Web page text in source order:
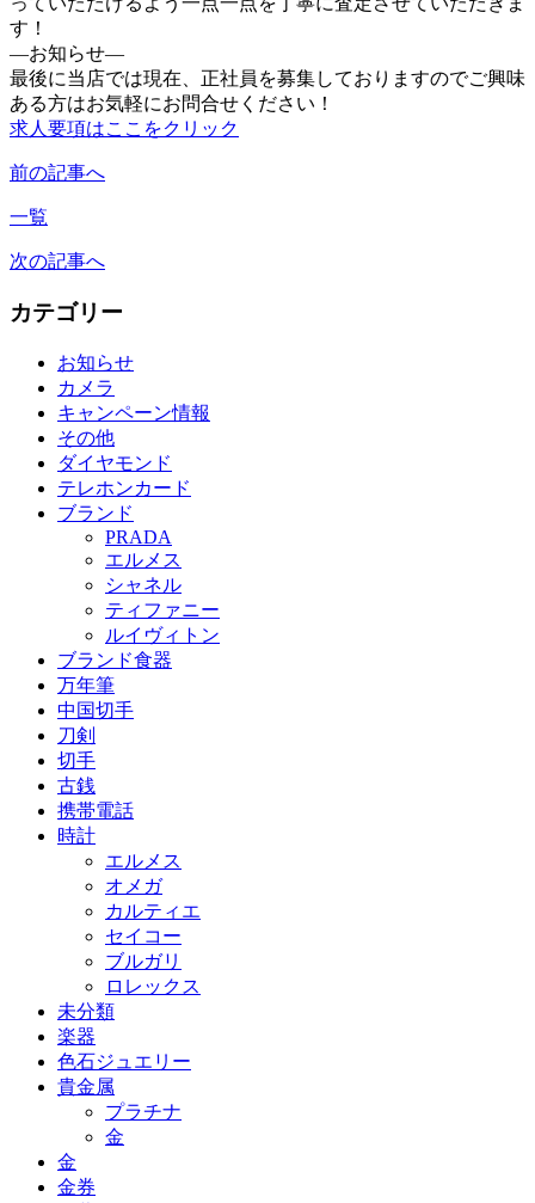
す！
—お知らせ—
最後に当店では現在、正社員を募集しておりますのでご興味
ある方はお気軽にお問合せください！
求人要項はここをクリック
前の記事へ
一覧
次の記事へ
カテゴリー
お知らせ
カメラ
キャンペーン情報
その他
ダイヤモンド
テレホンカード
ブランド
PRADA
エルメス
シャネル
ティファニー
ルイヴィトン
ブランド食器
万年筆
中国切手
刀剣
切手
古銭
携帯電話
時計
エルメス
オメガ
カルティエ
セイコー
ブルガリ
ロレックス
未分類
楽器
色石ジュエリー
貴金属
プラチナ
金
金
金券